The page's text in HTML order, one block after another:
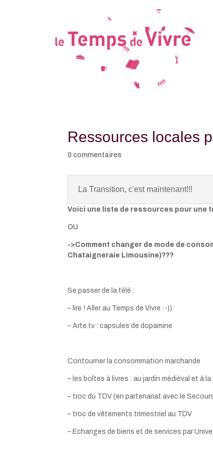
Ressources locales
0 commentaires
La Transition, c'est maintenant!!!
Voici une liste de ressources pour une
OU
->Comment changer de mode de
Chataigneraie Limousine)???
Se passer de la télé :
– lire ! Aller au Temps de Vivre :-))
– Arte.tv : capsules de dopamine
Contourner la consommation marchande
– les boîtes à livres : au jardin médiéval et à la
– troc du TDV (en partenariat avec le
– troc de vêtements trimestriel au TDV
– Echanges de biens et de services par